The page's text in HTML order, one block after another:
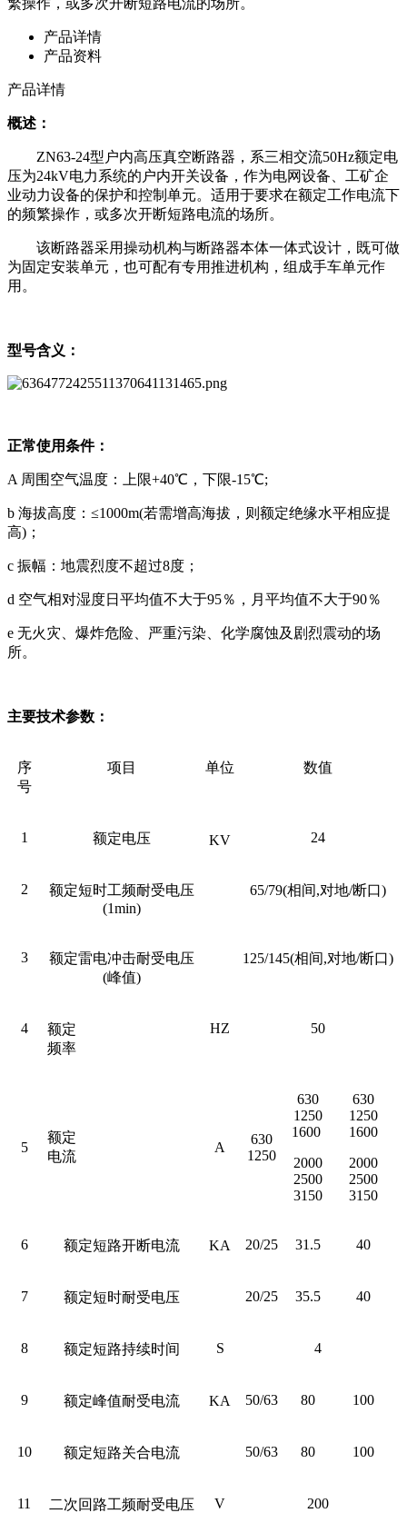
产品详情
产品资料
产品详情
概述：
ZN63-24型户内高压真空断路器，系三相交流50Hz额定电
压为24kV电力系统的户内开关设备，作为电网设备、工矿企
业动力设备的保护和控制单元。适用于要求在额定工作电流下
的频繁操作，或多次开断短路电流的场所。
该断路器采用操动机构与断路器本体一体式设计，既可做
为固定安装单元，也可配有专用推进机构，组成手车单元作
用。
型号含义：
正常使用条件：
A 周围空气温度：上限+40℃，下限-15℃;
b 海拔高度：≤1000m(若需增高海拔，则额定绝缘水平相应提
高)；
c 振幅：地震烈度不超过8度；
d 空气相对湿度日平均值不大于95％，月平均值不大于90％
e 无火灾、爆炸危险、严重污染、化学腐蚀及剧烈震动的场
所。
主要技术参数：
序
号
项目 单位 数值
1 额定电压 KV 24
2
额定短时工频耐受电压
(1min)
65/79(相间,对地/断口)
3
额定雷电冲击耐受电压
(峰值)
125/145(相间,对地/断口)
4
额定
频率
HZ 50
5
额定
电流
A
630
1250
630
1250
1600
2000
2500
3150
630
1250
1600
2000
2500
3150
6 额定短路开断电流 KA 20/25 31.5 40
7 额定短时耐受电压 20/25 35.5 40
8 额定短路持续时间 S 4
9 额定峰值耐受电流 KA 50/63 80 100
10 额定短路关合电流 50/63 80 100
11
二次回路工频耐受电压
V 200